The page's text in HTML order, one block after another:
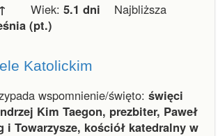
Wiek: 5.1 dni Najbliższa
(pt.)
Katolickim
wspomnienie/święto: święci
Kim Taegon, prezbiter, Paweł
i Towarzysze, kościół katedralny w